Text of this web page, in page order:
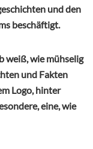
und den
beschäftigt.
weiß, wie mühselig
und Fakten
Logo, hinter
eine, wie